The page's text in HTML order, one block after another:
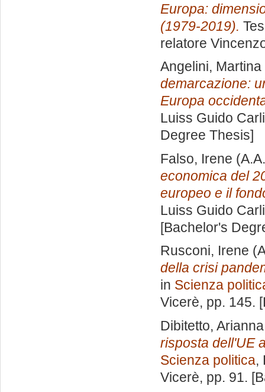
Europa:
(1979-2019).
relatore
Angelini, Martina
demarcazione:
Europa
Luiss Guido
Degree Thesis]
Falso, Irene
economica del
europeo e il
Luiss Guido
[Bachelor's
Rusconi, Irene
della crisi
in Scienza
Vicerè, pp. 145.
Dibitetto, Arianna
risposta dell'UE
Scienza politica,
Vicerè, pp. 91.